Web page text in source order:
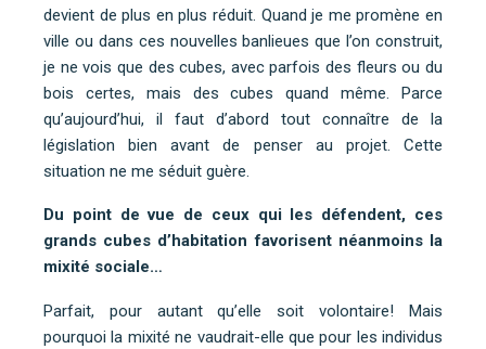
devient de plus en plus réduit. Quand je me promène en
ville ou dans ces nouvelles banlieues que l’on construit,
je ne vois que des cubes, avec parfois des fleurs ou du
bois certes, mais des cubes quand même. Parce
qu’aujourd’hui, il faut d’abord tout connaître de la
législation bien avant de penser au projet. Cette
situation ne me séduit guère.
Du point de vue de ceux qui les défendent, ces
grands cubes d’habitation favorisent néanmoins la
mixité sociale…
Parfait, pour autant qu’elle soit volontaire! Mais
pourquoi la mixité ne vaudrait-elle que pour les individus